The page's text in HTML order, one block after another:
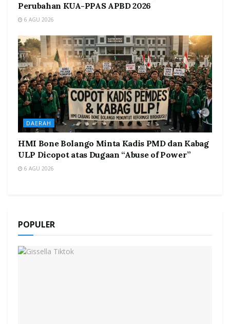
Perubahan KUA-PPAS APBD 2026
6 AGU 2026
DAERAH
HMI Bone Bolango Minta Kadis PMD dan Kabag
ULP Dicopot atas Dugaan “Abuse of Power”
6 AGU 2026
POPULER